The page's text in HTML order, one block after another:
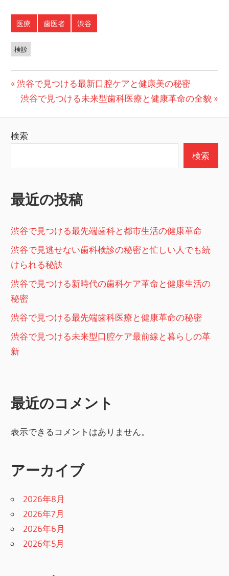
医療 歯医者 渋谷
検診
投
稿
ビ
ゲ
シ
ョ
ン
前
の
渋谷で見つける最新口腔ケアと健康美の秘密
次
稿:
渋谷で見つける未来型歯科医療と健康革命の全貌
検索
検索
最近の投稿
渋谷で見つける最先端歯科と都市生活の健康革命
渋谷で見逃せない歯科検診の秘密と忙しい人でも続
けられる秘訣
渋谷で見つける新時代の歯科ケア革命と健康生活の
秘密
渋谷で見つける最先端歯科医療と健康革命の秘密
渋谷で見つける未来型口腔ケア最前線と暮らしの革
新
最近のコメント
表示できるコメントはありません。
アーカイブ
2026年8月
2026年7月
2026年6月
2026年5月